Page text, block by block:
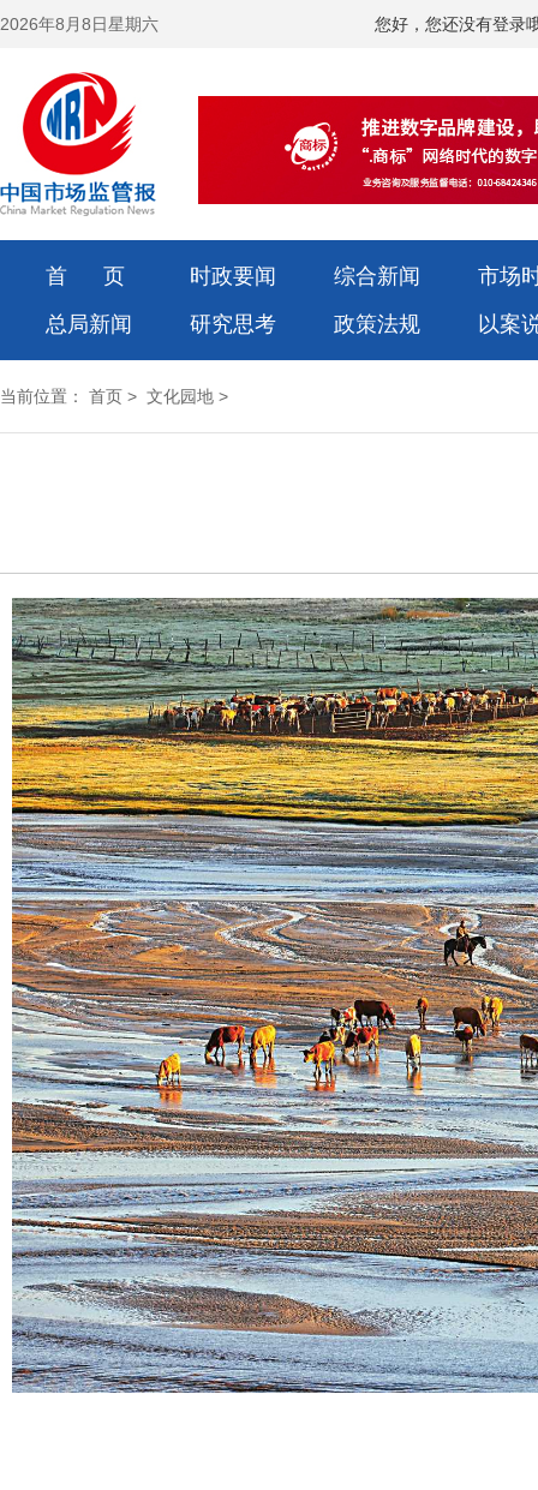
2026年8月8日星期六 您好，您还没有登录
首 页 时政要闻 综合新闻
市场
总局新闻
研究思考 政策法规 以案
当前位置： 首页 > 文化园地 >